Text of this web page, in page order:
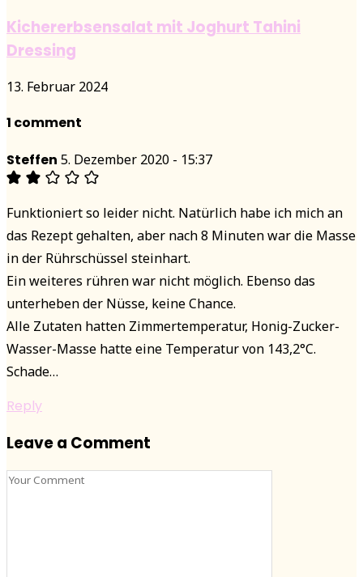
Kichererbsensalat mit Joghurt Tahini
Dressing
13. Februar 2024
1 comment
Steffen 5. Dezember 2020 - 15:37
Funktioniert so leider nicht. Natürlich habe ich mich an
das Rezept gehalten, aber nach 8 Minuten war die Masse
in der Rührschüssel steinhart.
Ein weiteres rühren war nicht möglich. Ebenso das
unterheben der Nüsse, keine Chance.
Alle Zutaten hatten Zimmertemperatur, Honig-Zucker-
Wasser-Masse hatte eine Temperatur von 143,2°C.
Schade…
Reply
Leave a Comment